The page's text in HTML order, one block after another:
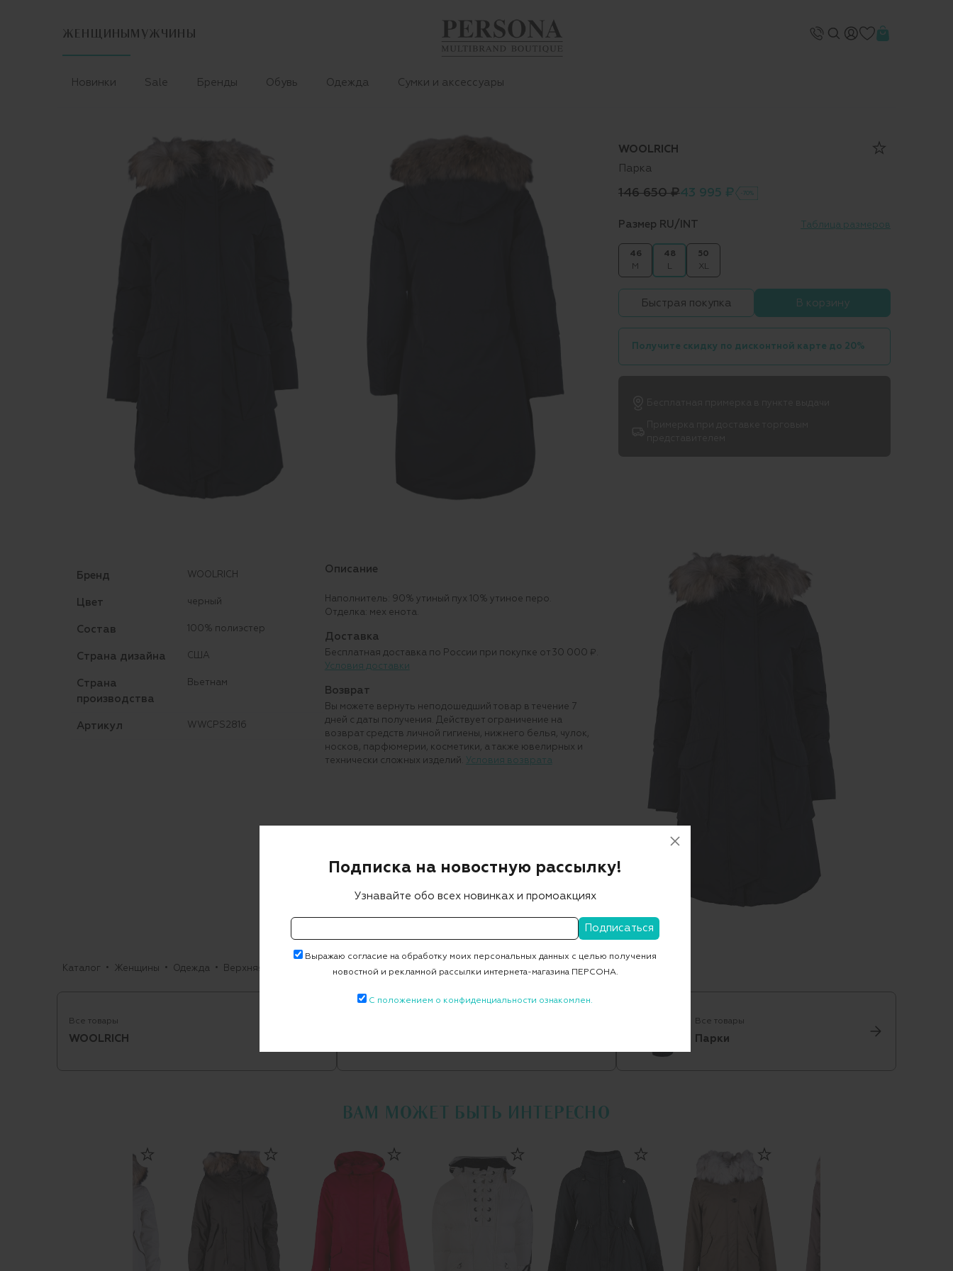
ЖЕНЩИНЫ МУЖЧИНЫ
Новинки Sale Бренды Обувь Одежда Сумки и аксессуары
WOOLRICH
Парка
146 650 ₽43 995 ₽ -70%
Размер RU/INT Таблица размеров
46
M
48
L
50
XL
Быстрая покупка В корзину
Получите скидку по дисконтной карте до 20%
Бренд WOOLRICH
Цвет черный
Состав 100% полиэстер
Страна дизайна США
Страна
производства
Вьетнам
Артикул WWCPS2816
Описание
Наполнитель: 90% утиный пух 10% утиное перо.
Отделка: мех енота.
Доставка
Бесплатная доставка по России при покупке от 30 000 ₽.
Условия доставки
Возврат
Вы можете вернуть неподошедший товар в течение 7
дней с даты получения. Действует ограничение на
возврат средств личной гигиены, нижнего белья, чулок,
носков, парфюмерии, косметики, а также ювелирных и
технически сложных изделий. Условия возврата
Каталог Женщины Одежда Верхняя одежда Парка
Все товары
WOOLRICH
Все товары
Парки
ВАМ МОЖЕТ БЫТЬ ИНТЕРЕСНО
Подписка на новостную рассылку!
Узнавайте обо всех новинках и промоакциях
Выражаю согласие на обработку моих персональных данных с целью получения
новостной и рекламной рассылки интернета-магазина ПЕРСОНА.
С положением о конфиденциальности ознакомлен.